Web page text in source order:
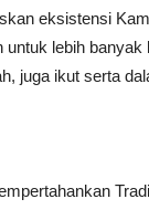
eksistensi
untuk lebih
juga ikut serta